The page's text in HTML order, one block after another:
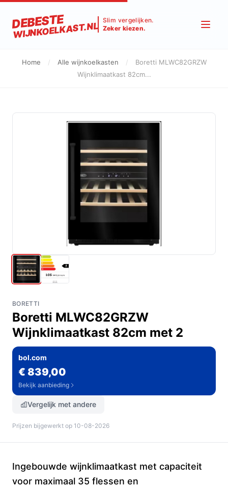
DEBESTE
WIJNKOELKAST.NL
Slim vergelijken.
Zeker kiezen.
Home / Alle wijnkoelkasten /
Boretti MLWC82GRZW
Wijnklimaatkast 82cm...
BORETTI
Boretti MLWC82GRZW
Wijnklimaatkast 82cm met 2
bol.com
€ 839,00
Bekijk aanbieding
Vergelijk met andere
Prijzen bijgewerkt op 10-08-2026
Ingebouwde wijnklimaatkast met capaciteit
voor maximaal 35 flessen en